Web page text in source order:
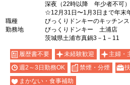
深夜（22時以降 年少者不可
☆12月31日〜1月3日まで年末
職種
びっくりドンキーのキッチン
勤務地
びっくりドンキー 土浦店
茨城県土浦市真鍋3－1－11
履歴書不要 未経験歓迎 主婦・
週2～3日勤務OK
禁煙・分煙
まかない・食事補助